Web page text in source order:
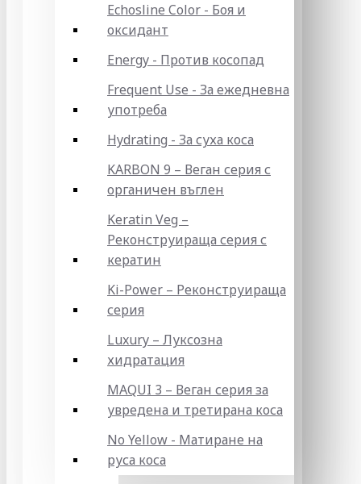
Echosline Color - Боя и
оксидант
Energy - Против косопад
Frequent Use - За ежедневна
употреба
Hydrating - За суха коса
KARBON 9 – Веган серия с
органичен въглен
Keratin Veg –
Реконструираща серия с
кератин
Ki-Power – Реконструираща
серия
Luxury – Луксозна
хидратация
MAQUI 3 – Веган серия за
увредена и третирана коса
No Yellow - Матиране на
руса коса